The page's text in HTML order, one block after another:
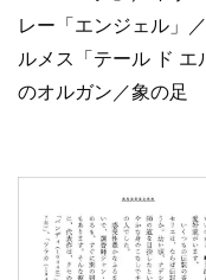
レー「エンジェル」
ルメス「テール ド エ
のオルガン／象の足